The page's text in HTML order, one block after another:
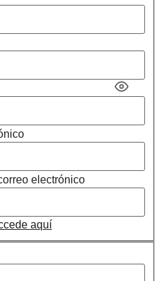
electrónico
aquí